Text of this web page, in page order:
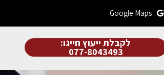
Google Maps
לקבלת ייעוץ חייגו:
077-8043493